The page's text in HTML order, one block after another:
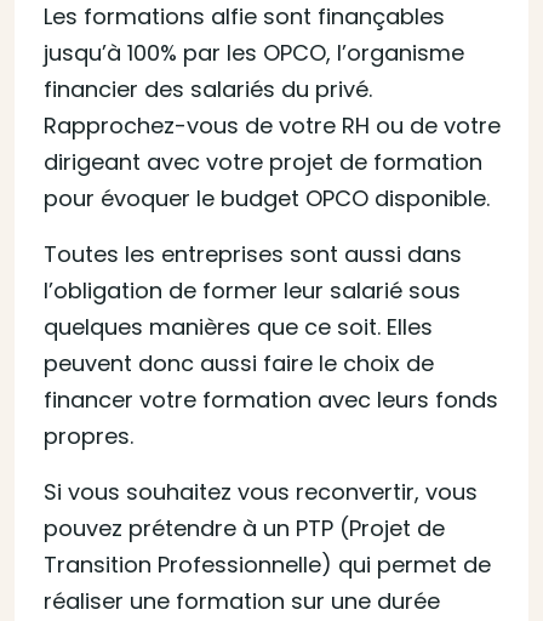
Les formations alfie sont finançables
jusqu’à 100% par les OPCO, l’organisme
financier des salariés du privé.
Rapprochez-vous de votre RH ou de votre
dirigeant avec votre projet de formation
pour évoquer le budget OPCO disponible.
Toutes les entreprises sont aussi dans
l’obligation de former leur salarié sous
quelques manières que ce soit. Elles
peuvent donc aussi faire le choix de
financer votre formation avec leurs fonds
propres.
Si vous souhaitez vous reconvertir, vous
pouvez prétendre à un PTP (Projet de
Transition Professionnelle) qui permet de
réaliser une formation sur une durée